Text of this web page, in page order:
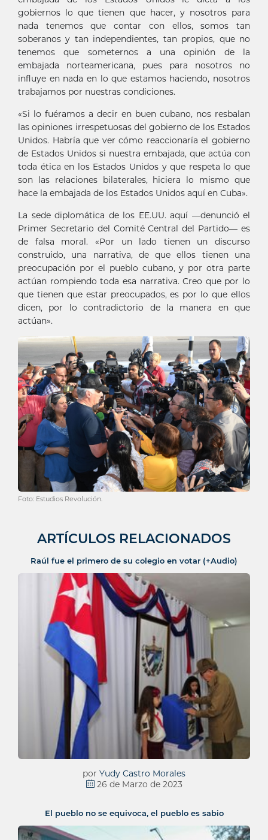
gobiernos lo que tienen que hacer, y nosotros para
nada tenemos que contar con ellos, somos tan
soberanos y tan independientes, tan propios, que no
tenemos que someternos a una opinión de la
embajada norteamericana, pues para nosotros no
influye en nada en lo que estamos haciendo, nosotros
trabajamos por nuestras condiciones.
«Si lo fuéramos a decir en buen cubano, nos resbalan
las opiniones irrespetuosas del gobierno de los Estados
Unidos. Habría que ver cómo reaccionaría el gobierno
de Estados Unidos si nuestra embajada, que actúa con
toda ética en los Estados Unidos y que respeta lo que
son las relaciones bilaterales, hiciera lo mismo que
hace la embajada de los Estados Unidos aquí en Cuba».
La sede diplomática de los EE.UU. aquí —denunció el
Primer Secretario del Comité Central del Partido— es
de falsa moral. «Por un lado tienen un discurso
construido, una narrativa, de que ellos tienen una
preocupación por el pueblo cubano, y por otra parte
actúan rompiendo toda esa narrativa. Creo que por lo
que tienen que estar preocupados, es por lo que ellos
dicen, por lo contradictorio de la manera en que
actúan».
Foto: Estudios Revolución.
ARTÍCULOS RELACIONADOS
Raúl fue el primero de su colegio en votar (+Audio)
por Yudy Castro Morales
26 de Marzo de 2023
El pueblo no se equivoca, el pueblo es sabio